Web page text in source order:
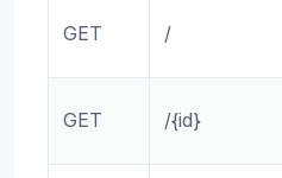
GET /
GET /{id}